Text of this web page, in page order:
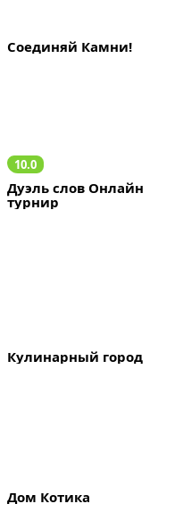
Соединяй Камни!
10.0
Дуэль слов Онлайн
турнир
Кулинарный город
Дом Котика